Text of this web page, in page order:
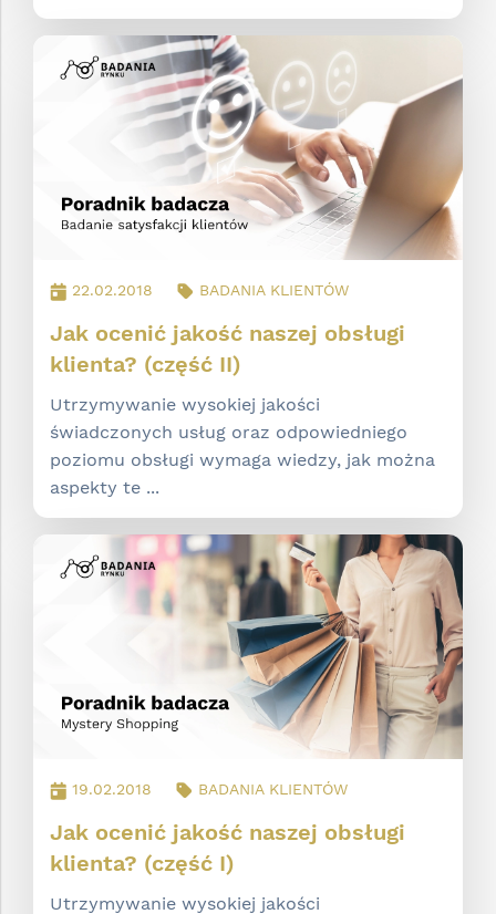
22.02.2018 BADANIA KLIENTÓW
Jak ocenić jakość naszej obsługi
klienta? (część II)
Utrzymywanie wysokiej jakości
świadczonych usług oraz odpowiedniego
poziomu obsługi wymaga wiedzy, jak można
aspekty te ...
19.02.2018 BADANIA KLIENTÓW
Jak ocenić jakość naszej obsługi
klienta? (część I)
Utrzymywanie wysokiej jakości